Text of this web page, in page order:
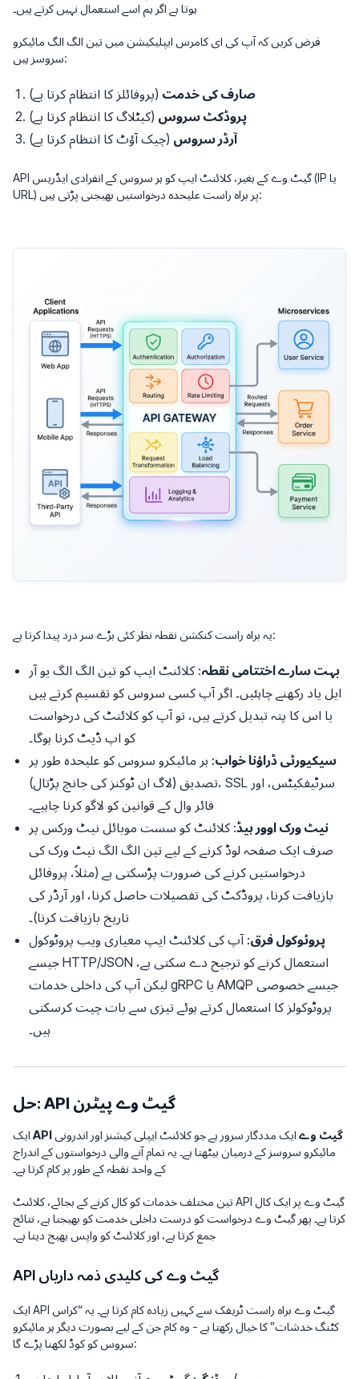
ہوتا ہے اگر ہم اسے استعمال نہیں کرتے ہیں۔
فرض کریں کہ آپ کی ای کامرس ایپلیکیشن میں تین الگ الگ مائیکرو
سروسز ہیں:
صارف کی خدمت (پروفائلز کا انتظام کرتا ہے)
پروڈکٹ سروس (کیٹلاگ کا انتظام کرتا ہے)
آرڈر سروس (چیک آؤٹ کا انتظام کرتا ہے)
API گیٹ وے کے بغیر، کلائنٹ ایپ کو ہر سروس کے انفرادی ایڈریس (IP یا
URL) پر براہ راست علیحدہ درخواستیں بھیجنی پڑتی ہیں:
یہ براہ راست کنکشن نقطہ نظر کئی بڑے سر درد پیدا کرتا ہے:
بہت سارے اختتامی نقطہ: کلائنٹ ایپ کو تین الگ الگ یو آر
ایل یاد رکھنے چاہئیں۔ اگر آپ کسی سروس کو تقسیم کرتے ہیں
یا اس کا پتہ تبدیل کرتے ہیں، تو آپ کو کلائنٹ کی درخواست
کو اپ ڈیٹ کرنا ہوگا۔
سیکیورٹی ڈراؤنا خواب: ہر مائیکرو سروس کو علیحدہ طور پر
تصدیق (لاگ ان ٹوکنز کی جانچ پڑتال)، SSL سرٹیفکیٹس، اور
فائر وال کے قوانین کو لاگو کرنا چاہیے۔
نیٹ ورک اوور ہیڈ: کلائنٹ کو سست موبائل نیٹ ورکس پر
صرف ایک صفحہ لوڈ کرنے کے لیے تین الگ الگ نیٹ ورک کی
درخواستیں کرنے کی ضرورت پڑسکتی ہے (مثلاً، پروفائل
بازیافت کرنا، پروڈکٹ کی تفصیلات حاصل کرنا، اور آرڈر کی
تاریخ بازیافت کرنا)۔
پروٹوکول فرق: آپ کی کلائنٹ ایپ معیاری ویب پروٹوکول
جیسے HTTP/JSON استعمال کرنے کو ترجیح دے سکتی ہے،
لیکن آپ کی داخلی خدمات gRPC یا AMQP جیسے خصوصی
پروٹوکولز کا استعمال کرتے ہوئے تیزی سے بات چیت کرسکتی
ہیں۔
حل: API گیٹ وے پیٹرن
API گیٹ وے ایک مددگار سرور ہے جو کلائنٹ ایپلی کیشنز اور اندرونی
مائیکرو سروسز کے درمیان بیٹھتا ہے۔ یہ تمام آنے والی درخواستوں کے اندراج
کے واحد نقطہ کے طور پر کام کرتا ہے۔
تین مختلف خدمات کو کال کرنے کے بجائے، کلائنٹ API گیٹ وے پر ایک کال
کرتا ہے۔ پھر گیٹ وے درخواست کو درست داخلی خدمت کو بھیجتا ہے، نتائج
جمع کرتا ہے، اور کلائنٹ کو واپس بھیج دیتا ہے۔
API گیٹ وے کی کلیدی ذمہ داریاں
ایک API گیٹ وے براہ راست ٹریفک سے کہیں زیادہ کام کرتا ہے۔ یہ “کراس
کٹنگ خدشات” کا خیال رکھتا ہے - وہ کام جن کے لیے بصورت دیگر ہر مائیکرو
سروس کو کوڈ لکھنا پڑے گا: